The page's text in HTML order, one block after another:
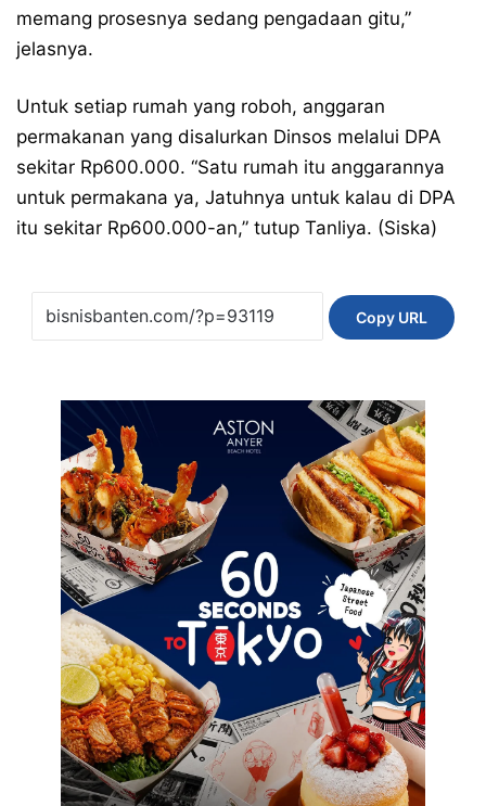
memang prosesnya sedang pengadaan gitu,”
jelasnya.
Untuk setiap rumah yang roboh, anggaran
permakanan yang disalurkan Dinsos melalui DPA
sekitar Rp600.000. “Satu rumah itu anggarannya
untuk permakana ya, Jatuhnya untuk kalau di DPA
itu sekitar Rp600.000-an,” tutup Tanliya. (Siska)
Copy URL